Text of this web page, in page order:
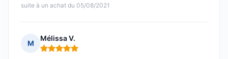
suite à un achat du 05/08/2021
M
Mélissa V.
Note : 5 sur 5